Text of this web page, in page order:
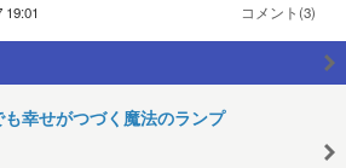
19:01 コメント(3)
も幸せがつづく魔法のランプ